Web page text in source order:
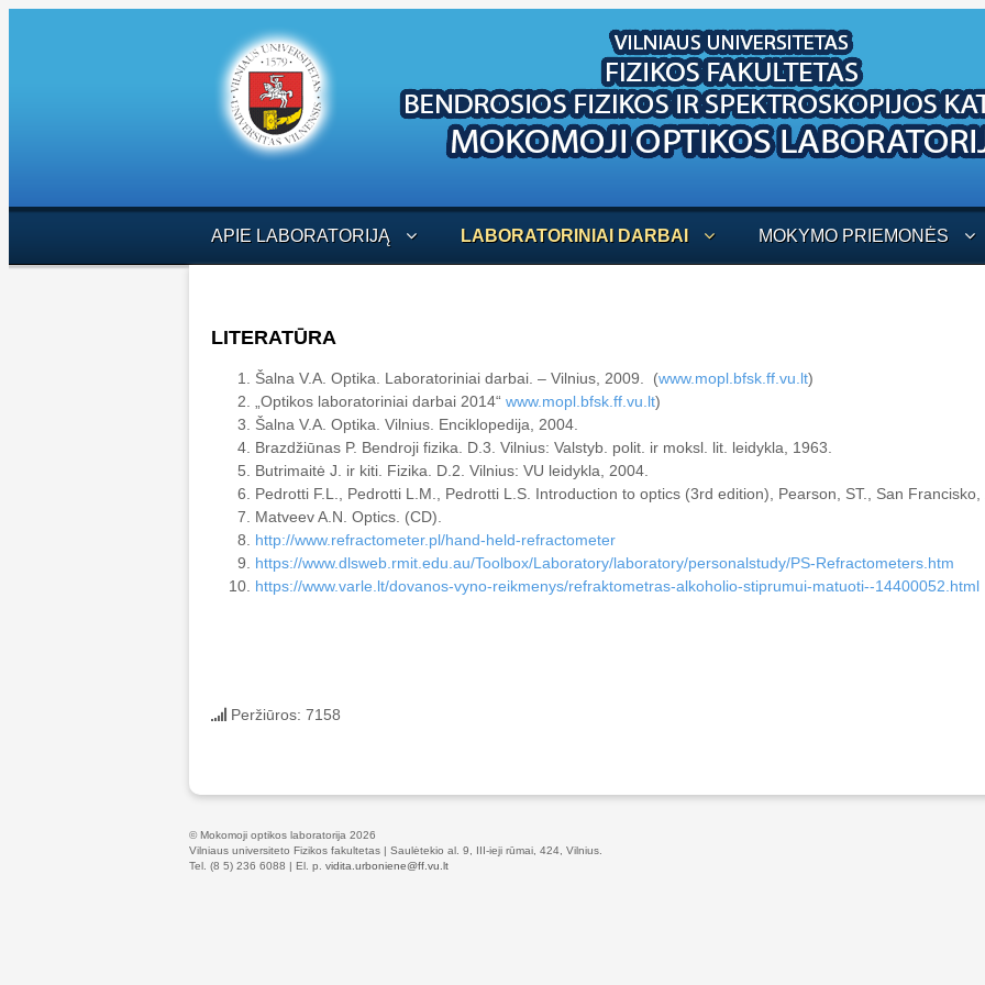
APIE LABORATORIJĄ LABORATORINIAI DARBAI MOKYMO PRIEMONĖS
LITERATŪRA
Šalna V.A. Optika. Laboratoriniai darbai. – Vilnius, 2009. (www.mopl.bfsk.ff.vu.lt)
„Optikos laboratoriniai darbai 2014“ www.mopl.bfsk.ff.vu.lt)
Šalna V.A. Optika. Vilnius. Enciklopedija, 2004.
Brazdžiūnas P. Bendroji fizika. D.3. Vilnius: Valstyb. polit. ir moksl. lit. leidykla, 1963.
Butrimaitė J. ir kiti. Fizika. D.2. Vilnius: VU leidykla, 2004.
Pedrotti F.L., Pedrotti L.M., Pedrotti L.S. Introduction to optics (3rd edition), Pearson, ST., San Francisko,
Matveev A.N. Optics. (CD).
http://www.refractometer.pl/hand-held-refractometer
https://www.dlsweb.rmit.edu.au/Toolbox/Laboratory/laboratory/personalstudy/PS-Refractometers.htm
https://www.varle.lt/dovanos-vyno-reikmenys/refraktometras-alkoholio-stiprumui-matuoti--14400052.html
Peržiūros: 7158
© Mokomoji optikos laboratorija 2026
Vilniaus universiteto Fizikos fakultetas | Saulėtekio al. 9, III-ieji rūmai, 424, Vilnius.
Tel. (8 5) 236 6088 | El. p. vidita.urboniene@ff.vu.lt